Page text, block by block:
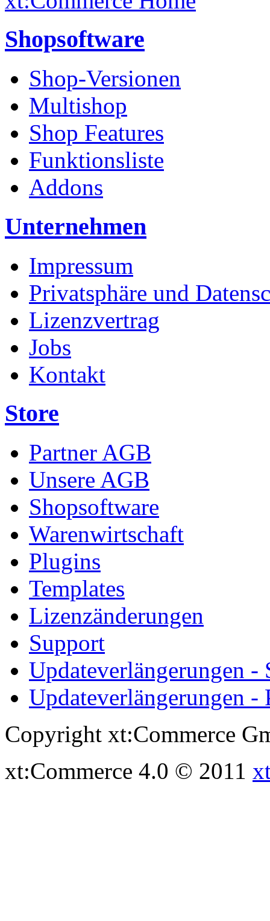
Shopsoftware
Shop-Versionen
Multishop
Shop Features
Funktionsliste
Addons
Unternehmen
Impressum
Privatsphäre und
Lizenzvertrag
Jobs
Kontakt
Store
Partner AGB
Unsere AGB
Shopsoftware
Warenwirtschaft
Plugins
Templates
Lizenzänderungen
Support
Updateverlängerungen -
Updateverlängerungen -
Copyright xt:Commerce
xt:Commerce 4.0 © 2011